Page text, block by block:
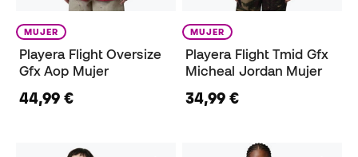
MUJER
Playera Flight Oversize
Gfx Aop Mujer
44,99 €
MUJER
Playera Flight Tmid Gfx
Micheal Jordan Mujer
34,99 €